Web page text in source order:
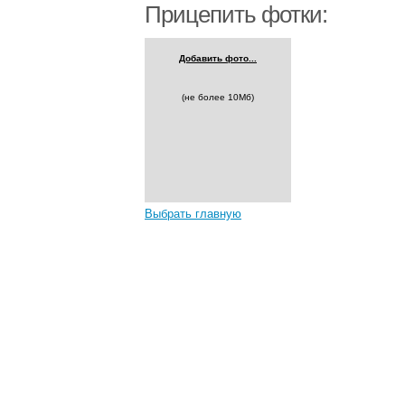
Прицепить фотки:
Добавить фото...
(не более 10Мб)
Выбрать главную